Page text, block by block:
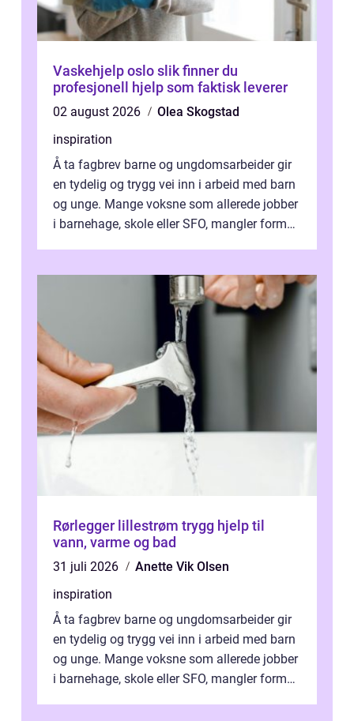
Vaskehjelp oslo slik finner du
profesjonell hjelp som faktisk leverer
02 august 2026
Olea Skogstad
inspiration
Å ta fagbrev barne og ungdomsarbeider gir
en tydelig og trygg vei inn i arbeid med barn
og unge. Mange voksne som allerede jobber
i barnehage, skole eller SFO, mangler formell
Rørlegger lillestrøm trygg hjelp til
vann, varme og bad
31 juli 2026
Anette Vik Olsen
inspiration
Å ta fagbrev barne og ungdomsarbeider gir
en tydelig og trygg vei inn i arbeid med barn
og unge. Mange voksne som allerede jobber
i barnehage, skole eller SFO, mangler formell